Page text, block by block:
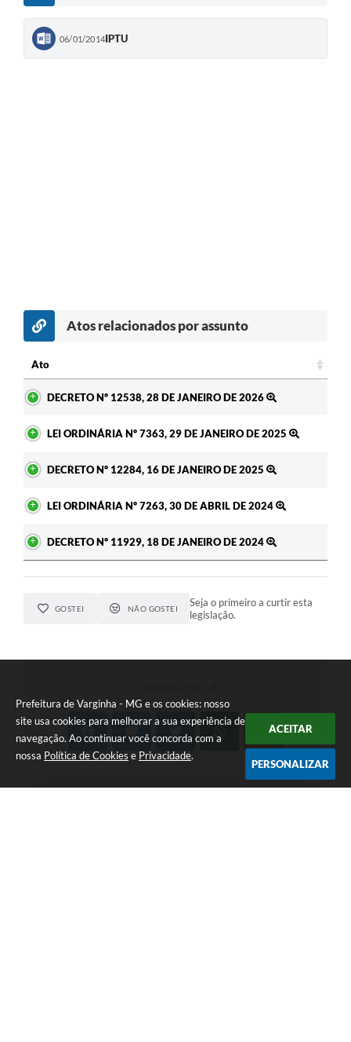
Prefeitura de Varginha - MG e os cookies: nosso
site usa cookies para melhorar a sua experiência de
navegação. Ao continuar você concorda com a
nossa Política de Cookies e Privacidade.
ACEITAR
PERSONALIZAR
06/01/2014IPTU
Atos relacionados por assunto
Ato
DECRETO Nº 12538, 28 DE JANEIRO DE 2026
LEI ORDINÁRIA Nº 7363, 29 DE JANEIRO DE 2025
DECRETO Nº 12284, 16 DE JANEIRO DE 2025
LEI ORDINÁRIA Nº 7263, 30 DE ABRIL DE 2024
DECRETO Nº 11929, 18 DE JANEIRO DE 2024
GOSTEI NÃO GOSTEI
Seja o primeiro a curtir esta
legislação.